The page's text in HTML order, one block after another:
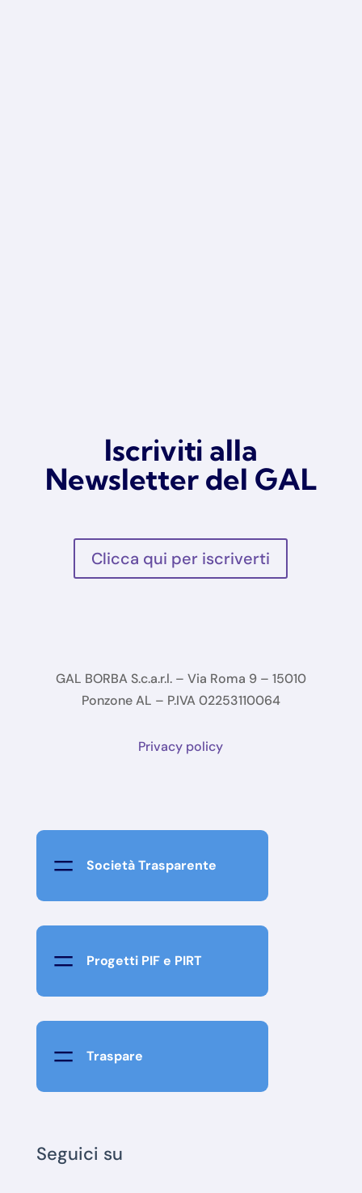
Iscriviti alla
Newsletter del GAL
Clicca qui per iscriverti
GAL BORBA S.c.a.r.l. – Via Roma 9 – 15010
Ponzone AL – P.IVA 02253110064
Privacy policy
= Società Trasparente
= Progetti PIF e PIRT
= Traspare
Seguici su